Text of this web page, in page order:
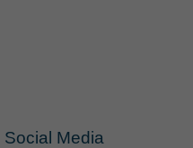
Social Media